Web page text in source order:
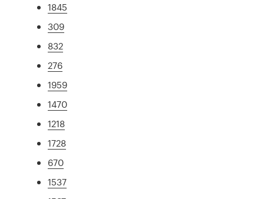
1845
309
832
276
1959
1470
1218
1728
670
1537